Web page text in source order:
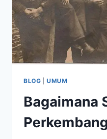
BLOG |UMUM
Bagaimana